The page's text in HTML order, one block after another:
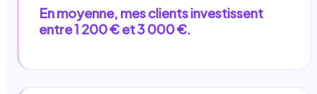
En moyenne, mes clients investissent
entre 1 200 € et 3 000 €.